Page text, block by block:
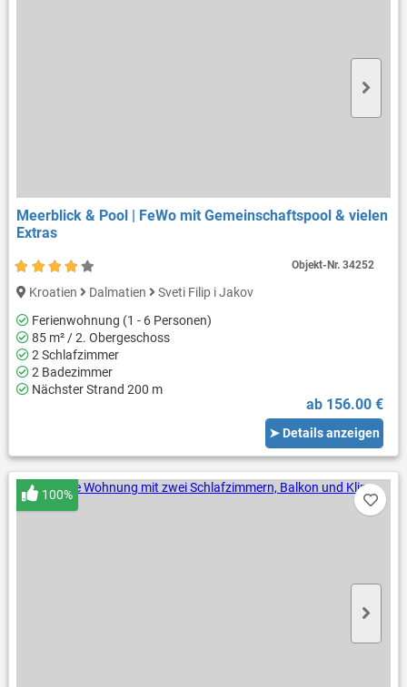
Meerblick & Pool | FeWo mit Gemeinschaftspool & vielen
Extras
Kroatien Dalmatien
Sveti Filip i Jakov
Ferienwohnung (1 - 6 Personen)
85 m² / 2. Obergeschoss
2 Schlafzimmer
2 Badezimmer
Nächster Strand 200 m
ab 156.00 €
➤ Details anzeigen
Objekt-Nr.34252
100%